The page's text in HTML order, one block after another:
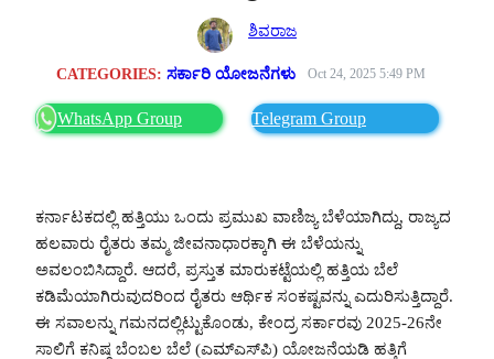
ಶಿವರಾಜ
CATEGORIES:ಸರ್ಕಾರಿ ಯೋಜನೆಗಳು Oct 24, 2025 5:49 PM
WhatsApp Group Telegram Group
ಕರ್ನಾಟಕದಲ್ಲಿ ಹತ್ತಿಯು ಒಂದು ಪ್ರಮುಖ ವಾಣಿಜ್ಯ ಬೆಳೆಯಾಗಿದ್ದು, ರಾಜ್ಯದ
ಹಲವಾರು ರೈತರು ತಮ್ಮ ಜೀವನಾಧಾರಕ್ಕಾಗಿ ಈ ಬೆಳೆಯನ್ನು
ಅವಲಂಬಿಸಿದ್ದಾರೆ. ಆದರೆ, ಪ್ರಸ್ತುತ ಮಾರುಕಟ್ಟೆಯಲ್ಲಿ ಹತ್ತಿಯ ಬೆಲೆ
ಕಡಿಮೆಯಾಗಿರುವುದರಿಂದ ರೈತರು ಆರ್ಥಿಕ ಸಂಕಷ್ಟವನ್ನು ಎದುರಿಸುತ್ತಿದ್ದಾರೆ.
ಈ ಸವಾಲನ್ನು ಗಮನದಲ್ಲಿಟ್ಟುಕೊಂಡು, ಕೇಂದ್ರ ಸರ್ಕಾರವು 2025-26ನೇ
ಸಾಲಿಗೆ ಕನಿಷ್ಠ ಬೆಂಬಲ ಬೆಲೆ (ಎಮ್‌ಎಸ್‌ಪಿ) ಯೋಜನೆಯಡಿ ಹತ್ತಿಗೆ